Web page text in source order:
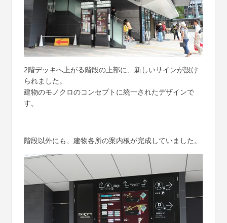
2階デッキへ上がる階段の上部に、新しいサインが設け
られました。
建物のモノクロのコンセプトに統一されたデザインで
す。
階段以外にも、建物各所の案内板が完成していました。